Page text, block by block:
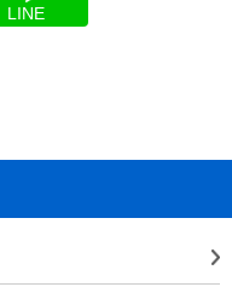
LINE